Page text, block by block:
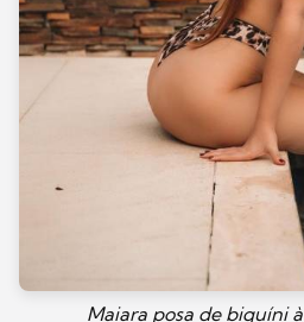
Maiara posa de biquíni